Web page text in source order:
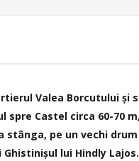
Valea Borcutului și
spre Castel circa 60-70
stânga, pe un vechi
lui Hindly